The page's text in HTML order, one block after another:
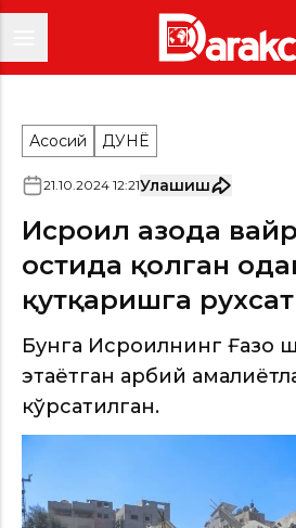
Асосий ДУНË
21.10.2024 12:21Улашиш
Исроил Ғазода
остида қолган
қутқаришга
Бунга Исроилнинг Ғазо
этаётган ҳарбий
кўрсатилган.